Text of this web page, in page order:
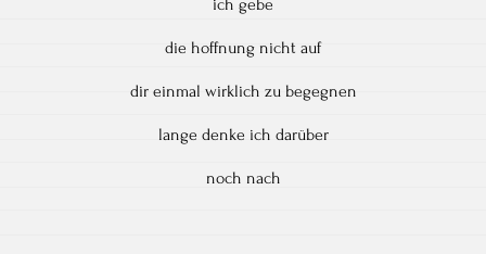
ich gebe
die hoffnung nicht auf
dir einmal wirklich zu begegnen
lange denke ich darüber
noch nach